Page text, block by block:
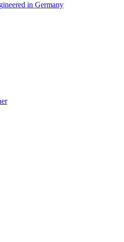
in Germany